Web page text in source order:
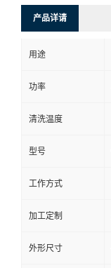
产品详请
用途
功率
清洗温度
型号
工作方式
加工定制
外形尺寸